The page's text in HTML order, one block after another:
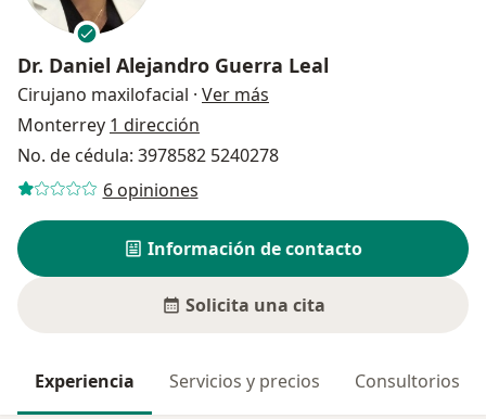
Dr. Daniel Alejandro Guerra Leal
Cirujano maxilofacial · Ver más
Monterrey 1 dirección
No. de cédula: 3978582 5240278
6 opiniones
Información de contacto
Solicita una cita
Experiencia Servicios y precios Consultorios